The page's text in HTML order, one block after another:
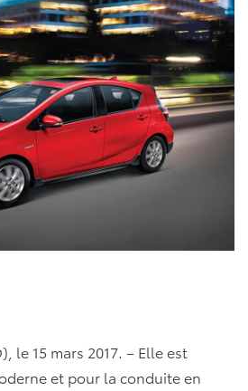
le 15 mars 2017. – Elle est
et pour la conduite en